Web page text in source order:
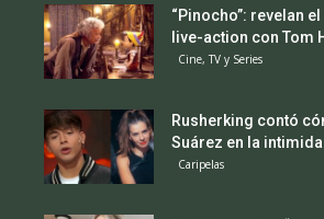
“Pinocho”: revelan
live-action con Tom
Cine, TV y Series
Rusherking contó
Suárez en la
Caripelas